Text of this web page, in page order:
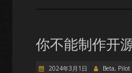
你不能制作开
2024年3月1日 Beta, Pilot